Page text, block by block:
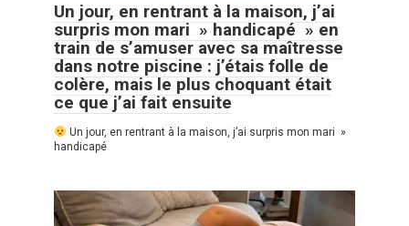
Un jour, en rentrant à la maison, j’ai
surpris mon mari » handicapé » en
train de s’amuser avec sa maîtresse
dans notre piscine : j’étais folle de
colère, mais le plus choquant était
ce que j’ai fait ensuite
Un jour, en rentrant à la maison, j’ai surpris mon mari »
handicapé